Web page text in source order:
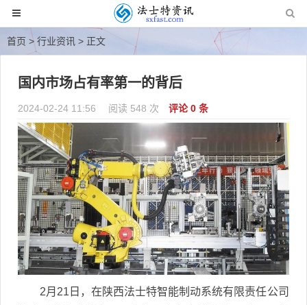
首页 > 行业资讯 > 正文
国内市场占有率第一的背后
2024-02-24 11:56 阅读 548 次 评论 0 条
2月21日，在陕西法士特智能制动系统有限责任公司